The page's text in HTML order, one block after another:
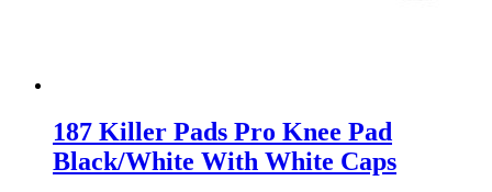
187 Killer Pads Pro Knee Pad
Black/White With White Caps